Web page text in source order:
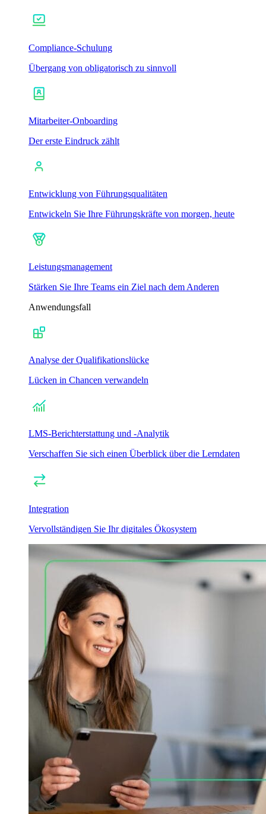
Compliance-Schulung
Übergang von obligatorisch zu sinnvoll
Mitarbeiter-Onboarding
Der erste Eindruck zählt
Entwicklung von Führungsqualitäten
Entwickeln Sie Ihre Führungskräfte von morgen, heute
Leistungsmanagement
Stärken Sie Ihre Teams ein Ziel nach dem Anderen
Anwendungsfall
Analyse der Qualifikationslücke
Lücken in Chancen verwandeln
LMS-Berichterstattung und -Analytik
Verschaffen Sie sich einen Überblick über die Lerndaten
Integration
Vervollständigen Sie Ihr digitales Ökosystem